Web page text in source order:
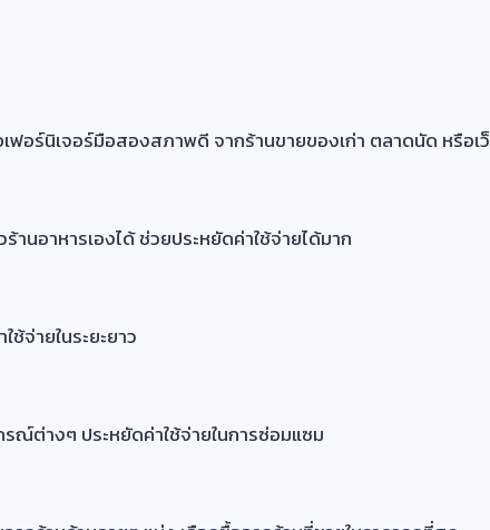
ฟอร์นิเจอร์มือสองสภาพดี จากร้านขายของเก่า ตลาดนัด หรือ
นอาหารเองได้ ช่วยประหยัดค่าใช้จ่ายได้มาก
จ่ายในระยะยาว
ณ์ต่างๆ ประหยัดค่าใช้จ่ายในการซ่อมแซม